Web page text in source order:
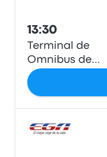
13:30
Terminal de
Omnibus de
Encarnación